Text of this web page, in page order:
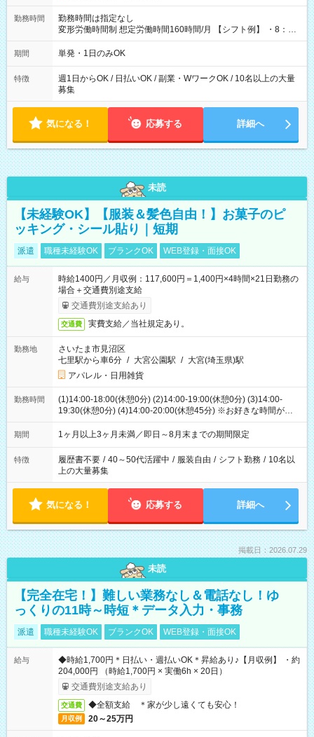
勤務時間
勤務時間は指定なし
変形労働時間制 想定労働時間160時間/月 【シフト例】 ・8：00
～21：00
期間 単発・1日のみOK
特徴
週1日からOK / 日払いOK / 副業・WワークOK / 10名以上の大量
募集
気になる！ 応募する 詳細へ
未読
【未経験OK】【服装＆髪色自由！】お菓子のピ
ッキング・シール貼り｜短期
派遣 職種未経験OK ブランクOK WEB登録・面接OK
給与
時給1400円／月収例：117,600円＝1,400円×4時間×21日勤務の
場合＋交通費別途支給
交通費別途支給あり
交通費 実費支給／当社規定あり。
勤務地
さいたま市見沼区
七里駅から車6分 / 大宮公園駅 / 大宮(埼玉県)駅
アパレル・日用雑貨
勤務時間
(1)14:00-18:00(休憩0分) (2)14:00-19:00(休憩0分) (3)14:00-
19:30(休憩0分) (4)14:00-20:00(休憩45分) ※お好きな時間が選べ
ます
期間 1ヶ月以上3ヶ月未満／即日～8月末までの期間限定
特徴 履歴書不要 / 40～50代活躍中 / 服装自由 / シフト勤務 / 10名以
上の大量募集
気になる！ 応募する 詳細へ
掲載日：2026.07.29
未読
【完全在宅！】難しい業務なし＆電話なし！ゆ
っくりの11時～時短＊データ入力・事務
派遣 職種未経験OK ブランクOK WEB登録・面接OK
給与
◆時給1,700円＊日払い・週払いOK＊昇給あり♪【月収例】 ・約
204,000円 （時給1,700円 × 実働6h × 20日）
交通費別途支給あり
交通費 ◆全額支給 ＊家が少し遠くても安心！
月収例 20～25万円